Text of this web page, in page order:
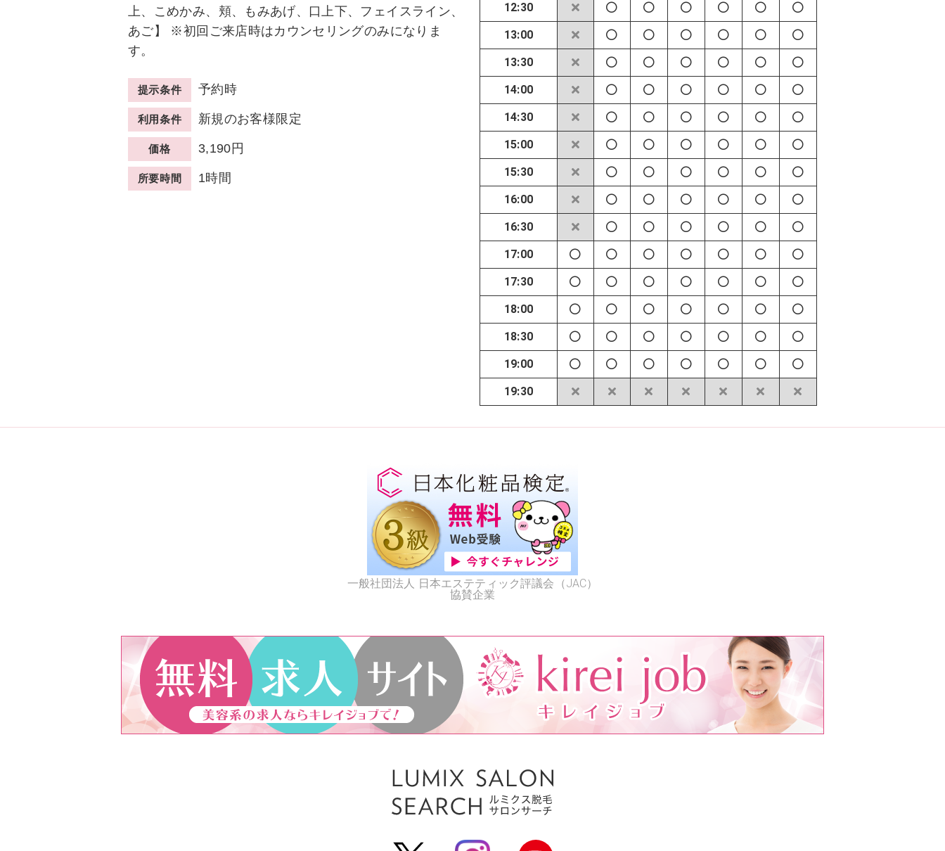
上、こめかみ、頬、もみあげ、口上下、フェイスライン、
あご】 ※初回ご来店時はカウンセリングのみになりま
す。
提示条件 予約時
利用条件 新規のお客様限定
価格 3,190円
所要時間 1時間
12:30
13:00
13:30
14:00
14:30
15:00
15:30
16:00
16:30
17:00
17:30
18:00
18:30
19:00
19:30
一般社団法人 日本エステティック評議会（JAC）
協賛企業